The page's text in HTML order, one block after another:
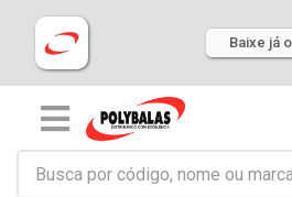
Baixe já